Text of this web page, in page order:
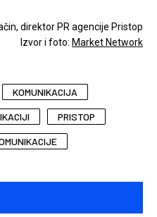
direktor PR agencije Pristop
Izvor i foto: Market Network
KOMUNIKACIJA
PRISTOP